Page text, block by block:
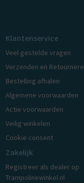
Klantenservice
Veel gestelde vragen
Verzenden en
Bestelling afhalen
Algemene voorwaarden
Actie voorwaarden
Veilig winkelen
Cookie consent
Zakelijk
Registreer als dealer op
Trampolinewinkel.nl